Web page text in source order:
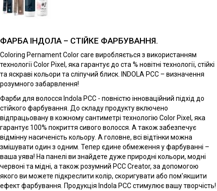
ФАРБА ІНДОЛА – СТІЙКЕ ФАРБУВАННЯ.
Coloring Pernament Color care виробляється з використанням
технології Color Pixel, яка гарантує до ста % новітні технології, стійкі
та яскраві кольори та сліпучий блиск. INDOLA PCC – визначення
розумного забарвлення!
Фарби для волосся Indola PCC - повністю інноваційний підхід до
стійкого фарбування. До складу продукту включено
відпрацьовану в кожному сантиметрі технологію Color Pixel, яка
гарантує 100% покриття сивого волосся. А також забезпечує
відмінну насиченість кольору. А головне, всі відтінки можна
змішувати один з одним. Тепер єдине обмеження у фарбуванні –
ваша уява! На панелі ви знайдете дуже природні кольори, модні
червоні та мідні, а також розумний PCC Creator, за допомогою
якого ви можете підкреслити колір, скоригувати або пом'якшити
ефект фарбування. Продукція Indola PCC стимулює вашу творчість!